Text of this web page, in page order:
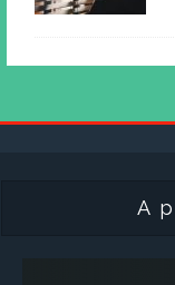
A